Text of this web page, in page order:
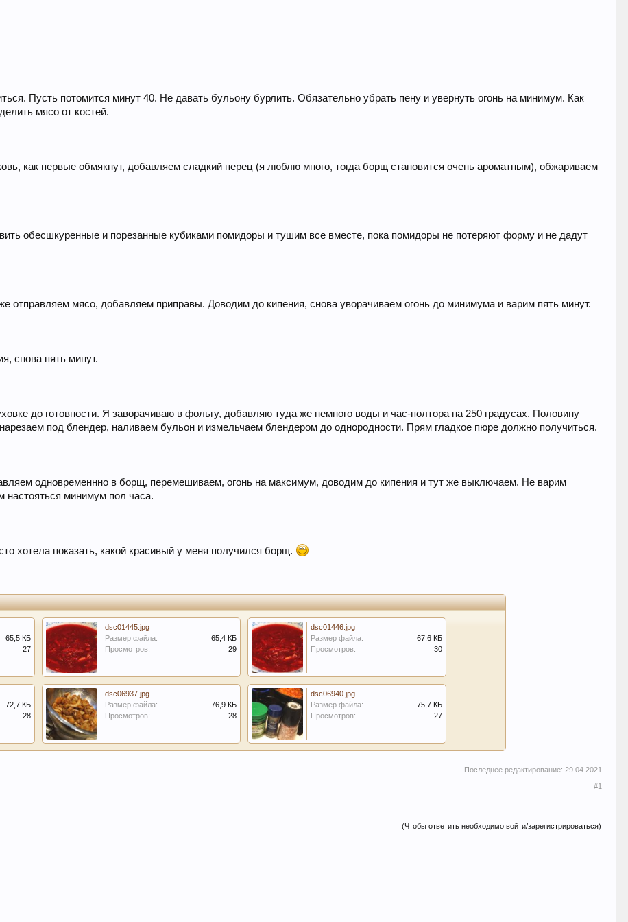
Пусть потомится минут 40. Не давать бульону бурлить. Обязательно убрать пену и увернуть огонь на минимум. Как
мясо от костей.
как первые обмякнут, добавляем сладкий перец (я люблю много, тогда борщ становится очень ароматным), обжариваем
обесшкуренные и порезанные кубиками помидоры и тушим все вместе, пока помидоры не потеряют форму и не дадут
отправляем мясо, добавляем приправы. Доводим до кипения, снова уворачиваем огонь до минимума и варим пять минут.
снова пять минут.
до готовности. Я заворачиваю в фольгу, добавляю туда же немного воды и час-полтора на 250 градусах. Половину
под блендер, наливаем бульон и измельчаем блендером до однородности. Прям гладкое пюре должно получиться.
одновременнно в борщ, перемешиваем, огонь на максимум, доводим до кипения и тут же выключаем. Не варим
минимум пол часа.
хотела показать, какой красивый у меня получился борщ.
65,5 КБ
27
dsc01445.jpg
Размер файла:
65,4 КБ
Просмотров:
29
dsc01446.jpg
Размер файла:
67,6 КБ
Просмотров:
30
72,7 КБ
28
dsc06937.jpg
Размер файла:
76,9 КБ
Просмотров:
28
dsc06940.jpg
Размер файла:
75,7 КБ
Просмотров:
27
Последнее редактирование: 29.04.2021
#1
(Чтобы ответить необходимо войти/зарегистрироваться)